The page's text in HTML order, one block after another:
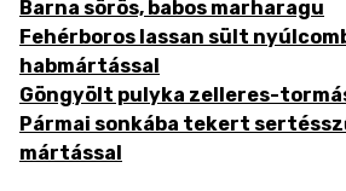
Barna sörös, babos marharagu
Fehérboros lassan sült
habmártással
Göngyölt pulyka zelleres-
Pármai sonkába tekert
mártással